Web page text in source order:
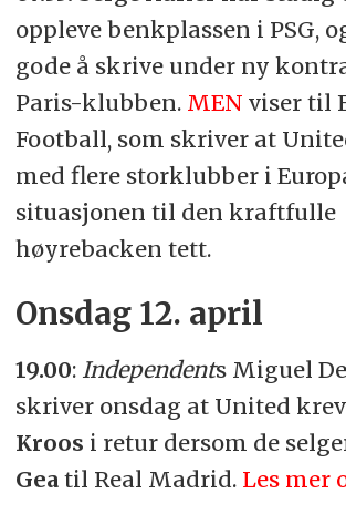
oppleve benkplassen i PSG,
gode å skrive under ny
Paris-klubben. MEN viser til
Football, som skriver at
med flere storklubber i
situasjonen til den kraftfulle
høyrebacken tett.
Onsdag 12. april
19.00: Independents Miguel
skriver onsdag at United
Kroos i retur dersom de
Geatil Real Madrid. Les mer